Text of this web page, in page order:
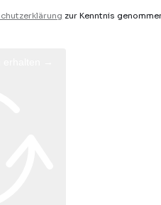
zur Kenntnis